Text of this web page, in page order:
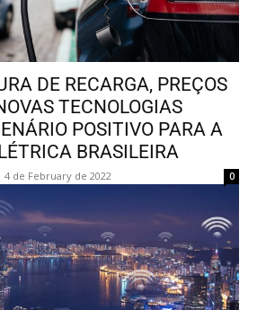
DE RECARGA, PREÇOS
TECNOLOGIAS
POSITIVO PARA A
BRASILEIRA
4 de February de 2022 0